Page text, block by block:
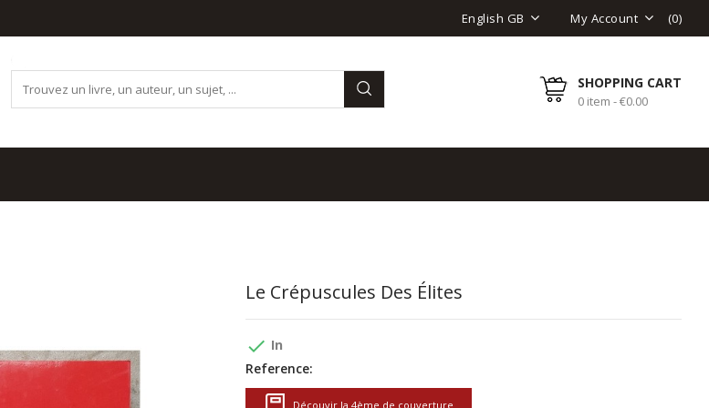
English GB My Account (0)
SHOPPING CART
0 item - €0.00
Le Crépuscules Des Élites
done In
Reference: